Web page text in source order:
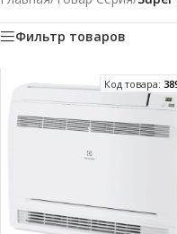
Фильтр товаров
Код товара: